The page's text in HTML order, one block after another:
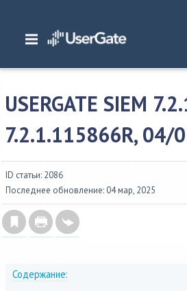
Главная/ Описание версий/UserGate SUMMA
7.2.1(build 7.2.1.115866R, 04/03/2025)
USERGATE SIEM
7.2.1.115866R, 04/
ID статьи: 2086
Последнее обновление: 04 мар, 2025
Содержание: